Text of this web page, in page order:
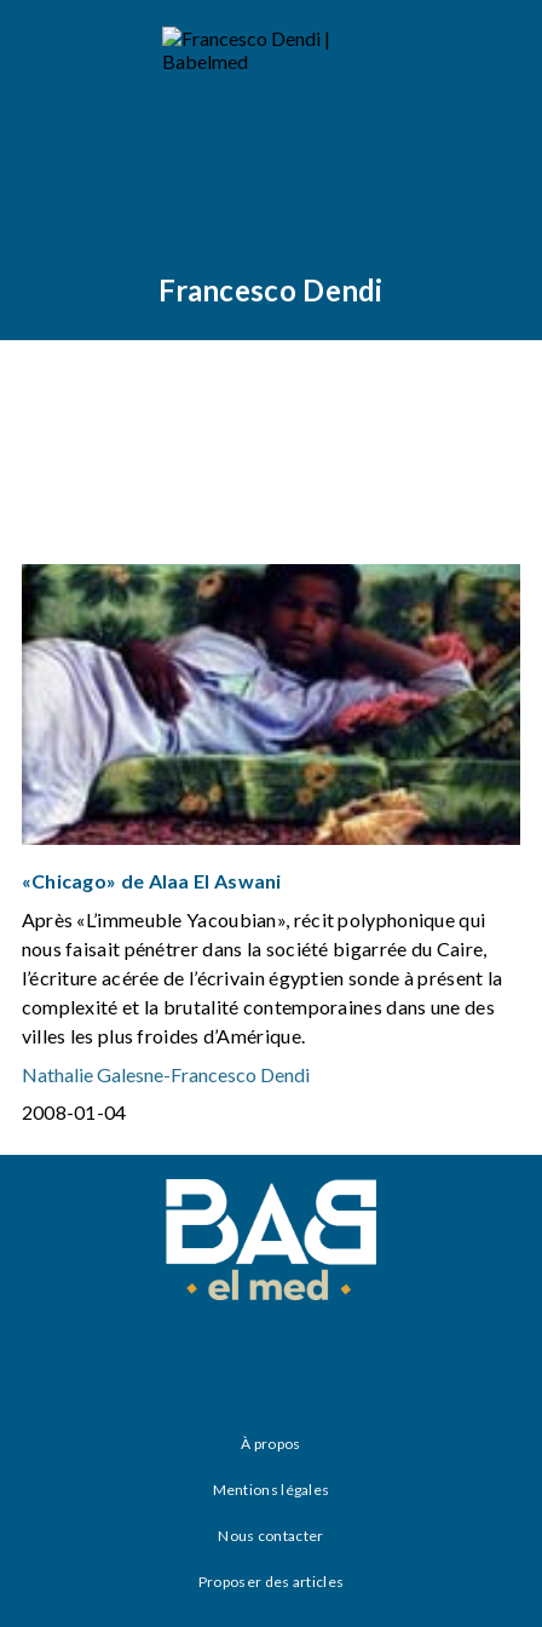
Francesco Dendi
«Chicago» de Alaa El Aswani
Après «L’immeuble Yacoubian», récit polyphonique qui
nous faisait pénétrer dans la société bigarrée du Caire,
l’écriture acérée de l’écrivain égyptien sonde à présent la
complexité et la brutalité contemporaines dans une des
villes les plus froides d’Amérique.
Nathalie Galesne-Francesco Dendi
2008-01-04
À propos
Mentions légales
Nous contacter
Proposer des articles